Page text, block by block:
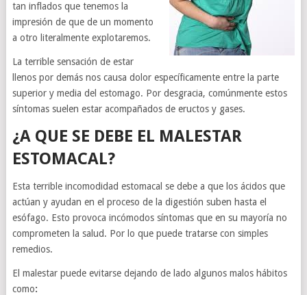
tan inflados que tenemos la
impresión de que de un momento
a otro literalmente explotaremos.
La terrible sensación de estar
llenos por demás nos causa dolor específicamente entre la parte
superior y media del estomago. Por desgracia, comúnmente estos
síntomas suelen estar acompañados de eructos y gases.
¿A QUE SE DEBE EL MALESTAR
ESTOMACAL?
Esta terrible incomodidad estomacal se debe a que los ácidos que
actúan y ayudan en el proceso de la digestión suben hasta el
esófago. Esto provoca incómodos síntomas que en su mayoría no
comprometen la salud. Por lo que puede tratarse con simples
remedios.
El malestar puede evitarse dejando de lado algunos malos hábitos
como: